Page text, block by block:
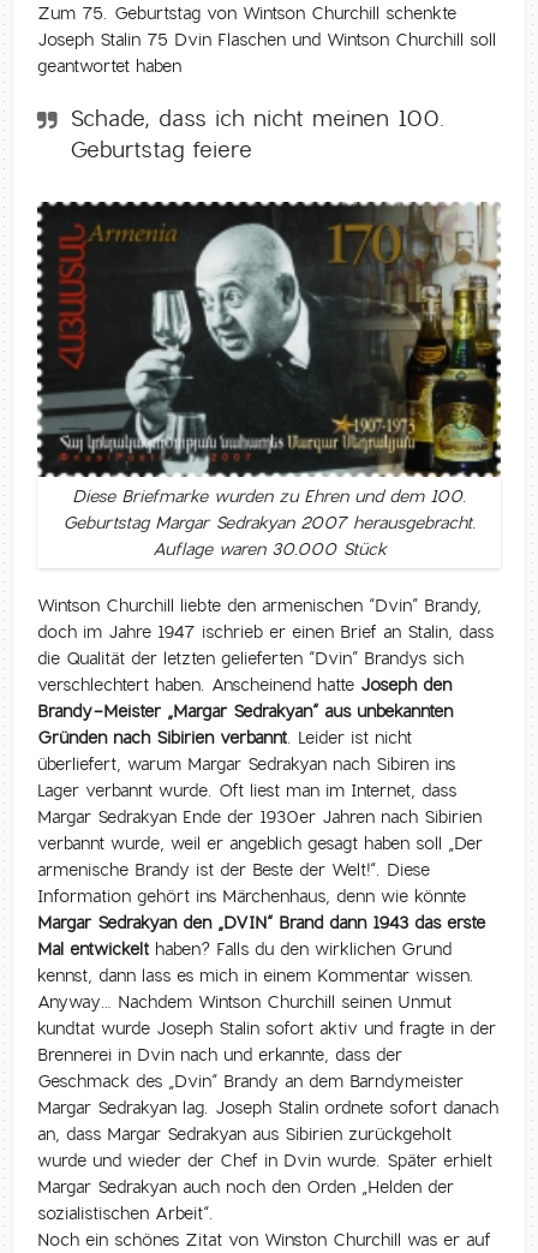
Zum 75. Geburtstag von Wintson Churchill schenkte
Joseph Stalin 75 Dvin Flaschen und Wintson Churchill soll
geantwortet haben
Schade, dass ich nicht meinen 100.
Geburtstag feiere
Diese Briefmarke wurden zu Ehren und dem 100.
Geburtstag Margar Sedrakyan 2007 herausgebracht.
Auflage waren 30.000 Stück
Wintson Churchill liebte den armenischen “Dvin” Brandy,
doch im Jahre 1947 ischrieb er einen Brief an Stalin, dass
die Qualität der letzten gelieferten “Dvin” Brandys sich
verschlechtert haben. Anscheinend hatte Joseph den
Brandy-Meister „Margar Sedrakyan“ aus unbekannten
Gründen nach Sibirien verbannt. Leider ist nicht
überliefert, warum Margar Sedrakyan nach Sibiren ins
Lager verbannt wurde. Oft liest man im Internet, dass
Margar Sedrakyan Ende der 1930er Jahren nach Sibirien
verbannt wurde, weil er angeblich gesagt haben soll „Der
armenische Brandy ist der Beste der Welt!“. Diese
Information gehört ins Märchenhaus, denn wie könnte
Margar Sedrakyan den „DVIN“ Brand dann 1943 das erste
Mal entwickelt haben? Falls du den wirklichen Grund
kennst, dann lass es mich in einem Kommentar wissen.
Anyway… Nachdem Wintson Churchill seinen Unmut
kundtat wurde Joseph Stalin sofort aktiv und fragte in der
Brennerei in Dvin nach und erkannte, dass der
Geschmack des „Dvin“ Brandy an dem Barndymeister
Margar Sedrakyan lag. Joseph Stalin ordnete sofort danach
an, dass Margar Sedrakyan aus Sibirien zurückgeholt
wurde und wieder der Chef in Dvin wurde. Später erhielt
Margar Sedrakyan auch noch den Orden „Helden der
sozialistischen Arbeit“.
Noch ein schönes Zitat von Winston Churchill was er auf